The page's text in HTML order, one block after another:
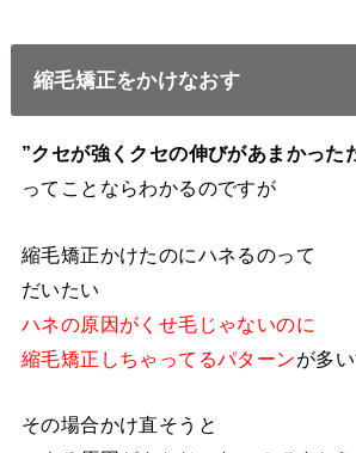
縮毛矯正をかけなおす
”クセが強くクセの伸びがあまかった
ってことならわかるのですが
縮毛矯正かけたのにハネるのって
だいたい
ハネの原因がくせ毛じゃないのに
縮毛矯正しちゃってるパターンが多
その場合かけ直そうと